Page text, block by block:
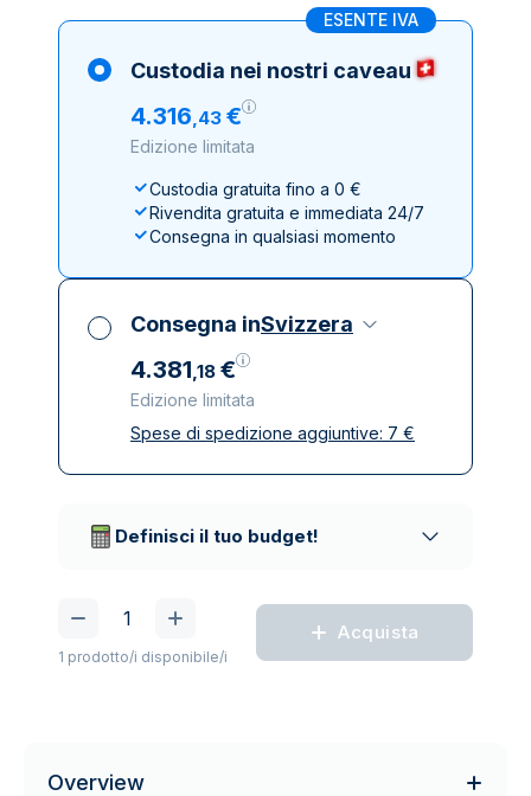
ESENTE IVA
Custodia nei nostri caveau
4.316,43 €
Edizione limitata
Custodia gratuita fino a 0 €
Rivendita gratuita e immediata 24/7
Consegna in qualsiasi momento
Consegna inSvizzera
4.381,18 €
Edizione limitata
Tutte le tasse incluse
Spese di spedizione aggiuntive: 7 €
Definisci il tuo budget!
1 prodotto/i disponibile/i
Acquista
Overview